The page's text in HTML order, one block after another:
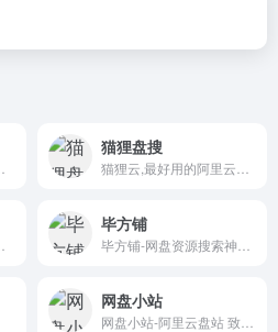
猫狸盘搜
毕方铺
网盘小站